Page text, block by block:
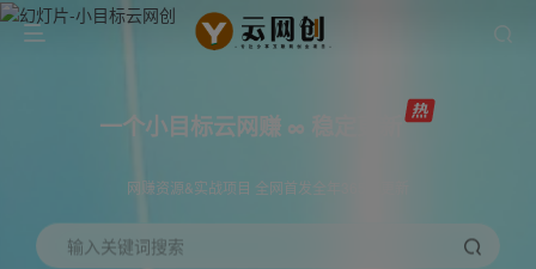
一个小目标云网赚 ∞ 稳定更新
网赚资源&实战项目 全网首发全年365天更新
输入关键词搜索